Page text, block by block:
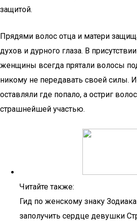
защитой.
Прядями волос отца и матери
духов и дурного глаза. В
женщины всегда прятали волосы
никому не передавать своей силы.
оставляли где попало, а остриг
страшнейшей участью.
Читайте также:
Гид по женскому знаку
заполучить сердце девушки